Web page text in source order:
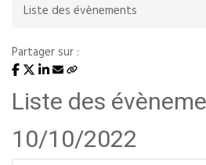
Liste des évènements
Partager sur :
Liste des
10/10/2022